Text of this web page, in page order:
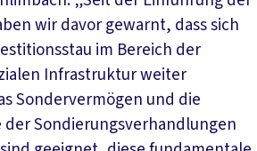
wir davor gewarnt, dass sich
im Bereich der
Infrastruktur weiter
Sondervermögen und die
der Sondierungsverhandlungen